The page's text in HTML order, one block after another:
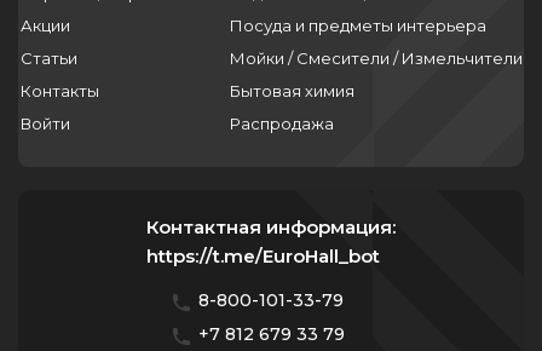
Акции
Статьи
Контакты
Войти
Посуда и предметы интерьера
Мойки / Смесители / Измельчители
Бытовая химия
Распродажа
Контактная информация:
https://t.me/EuroHall_bot
8-800-101-33-79
+7 812 679 33 79